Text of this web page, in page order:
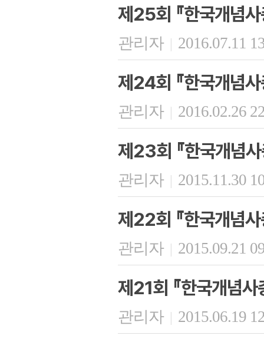
제25회 『한국개념
관리자 | 2016.07.11
제24회 『한국개념
관리자 | 2016.02.26
제23회 『한국개념
관리자 | 2015.11.30
제22회 『한국개념
관리자 | 2015.09.21
제21회 『한국개념
관리자 | 2015.06.19